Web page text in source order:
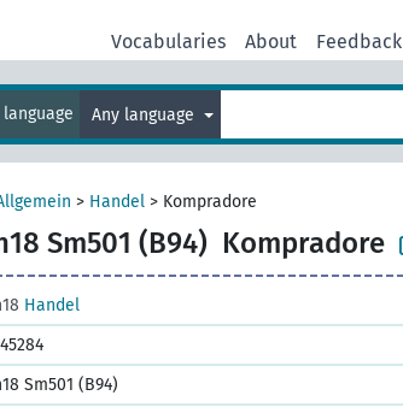
Vocabularies About Feedback
Any language
> Handel > Kompradore
Sm501 (B94) Kompradore
Handel
Sm501 (B94)